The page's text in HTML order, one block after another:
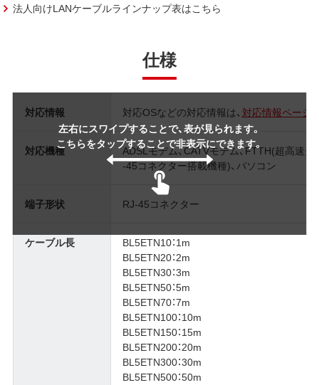
法人向けLANケーブルラインナップ表はこちら
仕様
左右にスワイプすることで、表が見られます。
こちらをタップすることで非表示にできます。
対応情報 対応OSなどの対応情報は、 対応情報ページ
対応機種
ADSLモデム、CATVモデム、FTTH(超高速
-45コネクター搭載機種)、パソコン
端子形状 RJ-45コネクター
ケーブル長
BL5ETN10：1m
BL5ETN20：2m
BL5ETN30：3m
BL5ETN50：5m
BL5ETN70：7m
BL5ETN100：10m
BL5ETN150：15m
BL5ETN200：20m
BL5ETN300：30m
BL5ETN500：50m